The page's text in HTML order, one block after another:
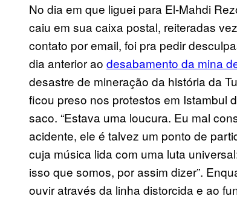
No dia em que liguei para El-Mahdi
caiu em sua caixa postal, reiteradas
contato por email, foi pra pedir
dia anterior ao desabamento da mina
desastre de mineração da história da
ficou preso nos protestos em Istambul
saco. “Estava uma loucura. Eu mal
acidente, ele é talvez um ponto de
cuja música lida com uma luta
isso que somos, por assim dizer”.
ouvir através da linha distorcida e ao